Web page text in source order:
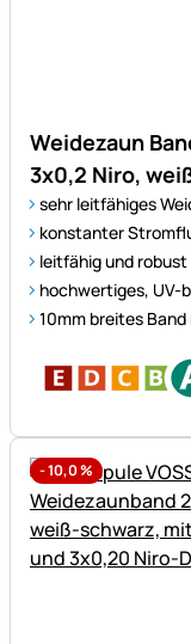
Weidezaun
3x0,2 Niro,
sehr leitfähiges
konstanter
leitfähig und
hochwertiges, UV-
10mm breites
-10,0%